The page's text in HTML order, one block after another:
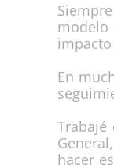
En
Trabajé
hacer